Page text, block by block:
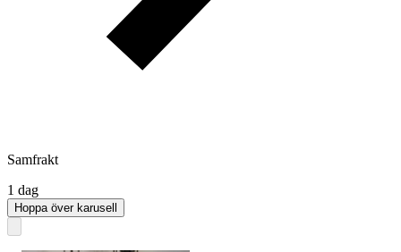
Samfrakt
1 dag
Hoppa över karusell